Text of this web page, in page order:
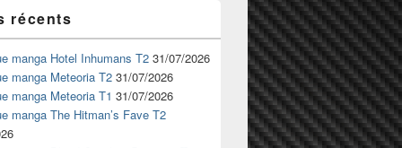
récents
manga Hotel Inhumans T2 31/07/2026
manga Meteoria T2 31/07/2026
manga Meteoria T1 31/07/2026
manga The Hitman’s Fave T2